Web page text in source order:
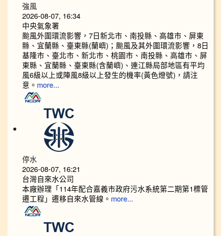
強風
2026-08-07, 16:34
中央氣象署
颱風外圍環流影響，7日新北市、南投縣、高雄市、屏東
縣、宜蘭縣、臺東縣(蘭嶼)；颱風及其外圍環流影響，8日
基隆市、臺北市、新北市、桃園市、南投縣、高雄市、屏
東縣、宜蘭縣、臺東縣(含蘭嶼)、連江縣局部地區有平均
風6級以上或陣風8級以上發生的機率(黃色燈號)，請注
意。 more...
停水
2026-08-07, 16:21
台灣自來水公司
本廠辦理「114年配合嘉義市政府污水系統第二期第1標管
遷工程」遷移自來水管線。 more...